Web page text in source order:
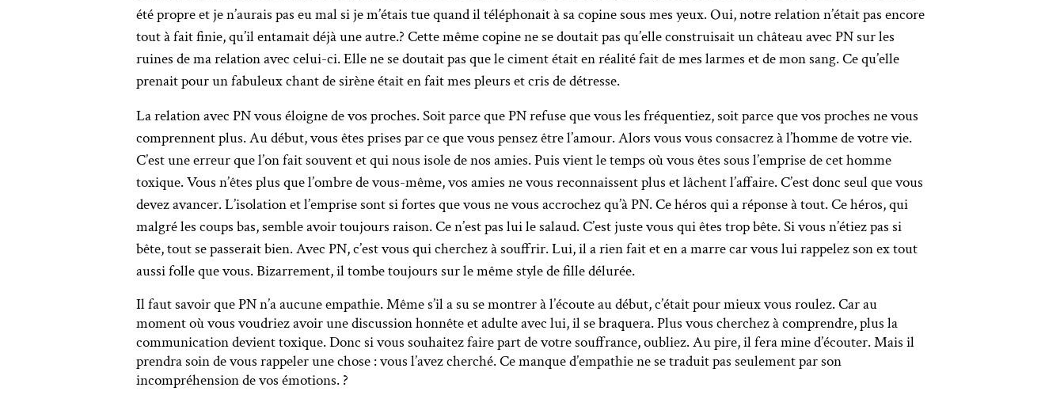
été propre et je n’aurais pas eu mal si je m’étais tue quand il téléphonait à sa copine sous mes yeux. Oui, notre relation n’était pas encore
tout à fait finie, qu’il entamait déjà une autre.? Cette même copine ne se doutait pas qu’elle construisait un château avec PN sur les
ruines de ma relation avec celui-ci. Elle ne se doutait pas que le ciment était en réalité fait de mes larmes et de mon sang. Ce qu’elle
prenait pour un fabuleux chant de sirène était en fait mes pleurs et cris de détresse.
La relation avec PN vous éloigne de vos proches. Soit parce que PN refuse que vous les fréquentiez, soit parce que vos proches ne vous
comprennent plus. Au début, vous êtes prises par ce que vous pensez être l’amour. Alors vous vous consacrez à l’homme de votre vie.
C’est une erreur que l’on fait souvent et qui nous isole de nos amies. Puis vient le temps où vous êtes sous l’emprise de cet homme
toxique. Vous n’êtes plus que l’ombre de vous-même, vos amies ne vous reconnaissent plus et lâchent l’affaire. C’est donc seul que vous
devez avancer. L’isolation et l’emprise sont si fortes que vous ne vous accrochez qu’à PN. Ce héros qui a réponse à tout. Ce héros, qui
malgré les coups bas, semble avoir toujours raison. Ce n’est pas lui le salaud. C’est juste vous qui êtes trop bête. Si vous n’étiez pas si
bête, tout se passerait bien. Avec PN, c’est vous qui cherchez à souffrir. Lui, il a rien fait et en a marre car vous lui rappelez son ex tout
aussi folle que vous. Bizarrement, il tombe toujours sur le même style de fille délurée.
Il faut savoir que PN n’a aucune empathie. Même s’il a su se montrer à l’écoute au début, c’était pour mieux vous roulez. Car au
moment où vous voudriez avoir une discussion honnête et adulte avec lui, il se braquera. Plus vous cherchez à comprendre, plus la
communication devient toxique. Donc si vous souhaitez faire part de votre souffrance, oubliez. Au pire, il fera mine d’écouter. Mais il
prendra soin de vous rappeler une chose : vous l’avez cherché. Ce manque d’empathie ne se traduit pas seulement par son
incompréhension de vos émotions. ?